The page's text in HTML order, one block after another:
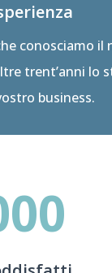
conosciamo il
trent’anni lo
business.